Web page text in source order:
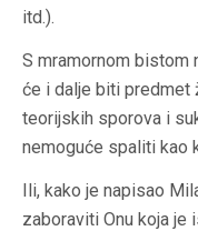
itd.).
S mramornom bistom
će i dalje biti predmet
teorijskih sporova i
nemoguće spaliti kao
Ili, kako je napisao
zaboraviti Onu koja je